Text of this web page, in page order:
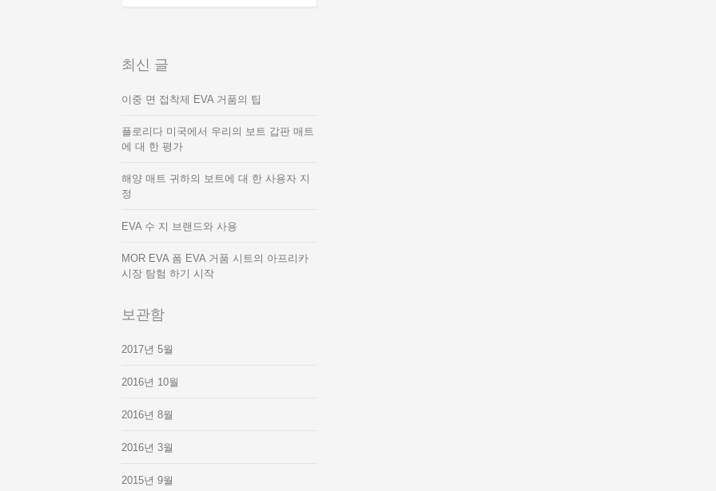
최신 글
이중 면 접착제 EVA 거품의 팁
플로리다 미국에서 우리의 보트 갑판 매트
에 대 한 평가
해양 매트 귀하의 보트에 대 한 사용자 지
정
EVA 수 지 브랜드와 사용
MOR EVA 폼 EVA 거품 시트의 아프리카
시장 탐험 하기 시작
보관함
2017년 5월
2016년 10월
2016년 8월
2016년 3월
2015년 9월